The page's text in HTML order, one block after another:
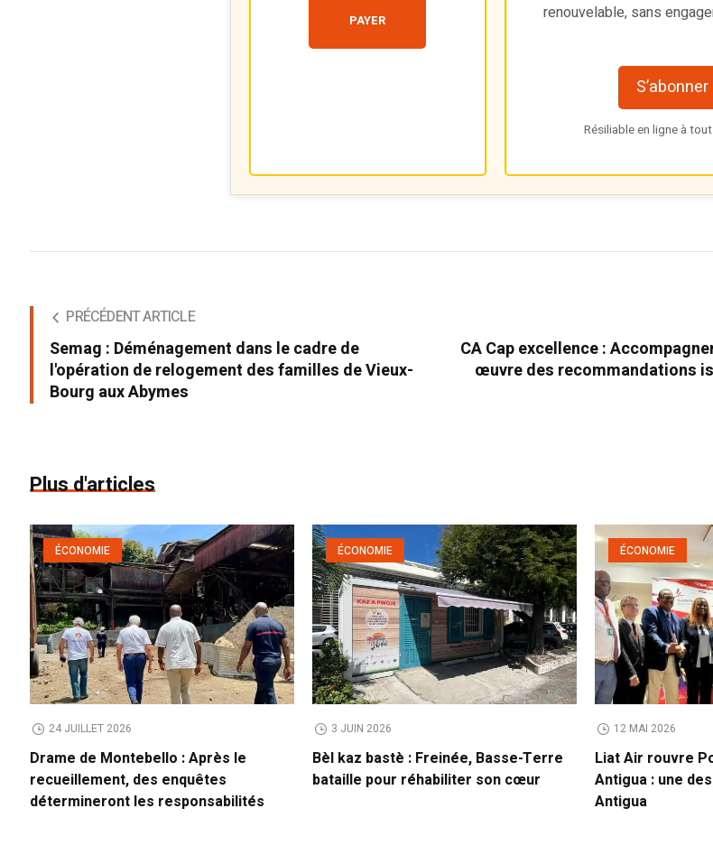
PAYER
renouvelable, sans
S’abonner
Résiliable en ligne à
PRÉCÉDENT ARTICLE
Semag : Déménagement dans le cadre de
l'opération de relogement des familles de Vieux-
Bourg aux Abymes
CA Cap excellence :
œuvre des recommandations
Plus d'articles
ÉCONOMIE
24 JUILLET 2026
Drame de Montebello : Après le
recueillement, des enquêtes
détermineront les responsabilités
ÉCONOMIE
3 JUIN 2026
Bèl kaz bastè : Freinée, Basse-Terre
bataille pour réhabiliter son cœur
ÉCONOMIE
12 MAI 2026
Liat Air rouvre
Antigua : une
Antigua